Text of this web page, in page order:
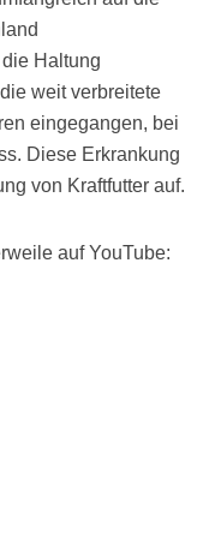
Haltung
weit verbreitete
eingegangen, bei
Diese Erkrankung
von Kraftfutter auf.
auf YouTube: